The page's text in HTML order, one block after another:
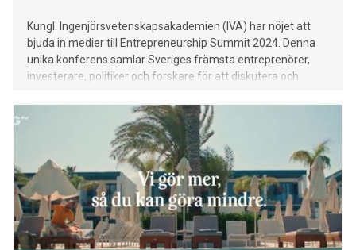
Kungl. Ingenjörsvetenskapsakademien (IVA) har nöjet att
bjuda in medier till Entrepreneurship Summit 2024. Denna
unika konferens samlar Sveriges främsta entreprenörer,
investerare, politiker och forskare för att diskutera och